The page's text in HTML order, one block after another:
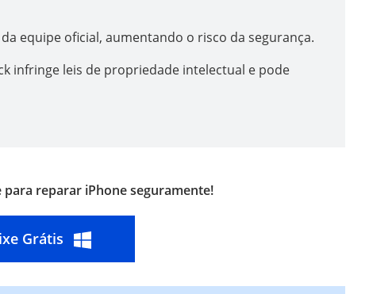
equipe oficial, aumentando o risco da segurança.
infringe leis de propriedade intelectual e pode
reparar iPhone seguramente!
Grátis